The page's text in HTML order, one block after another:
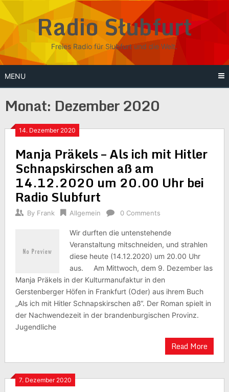
Skip
to
content
Radio Słubfurt
Freies Radio für Słubfurt und die Welt.
MENU
Monat: Dezember 2020
14. Dezember 2020
Manja Präkels – Als ich mit Hitler
Schnapskirschen aß am
14.12.2020 um 20.00 Uhr bei
Radio Slubfurt
By Frank Allgemein 0 Comments
Wir durften die untenstehende
Veranstaltung mitschneiden, und strahlen
diese heute (14.12.2020) um 20.00 Uhr
aus. Am Mittwoch, dem 9. Dezember las
Manja Präkels in der Kulturmanufaktur in den
Gerstenberger Höfen in Frankfurt (Oder) aus ihrem Buch
„Als ich mit Hitler Schnapskirschen aß“. Der Roman spielt in
der Nachwendezeit in der brandenburgischen Provinz.
Jugendliche
Read More
7. Dezember 2020